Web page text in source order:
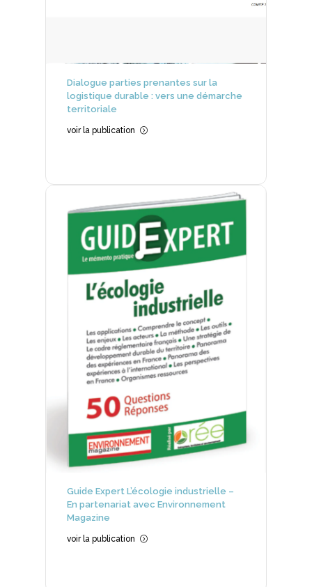
Dialogue parties prenantes sur la
logistique durable : vers une démarche
territoriale
voir la publication =
Guide Expert L’écologie industrielle –
En partenariat avec Environnement
Magazine
voir la publication =